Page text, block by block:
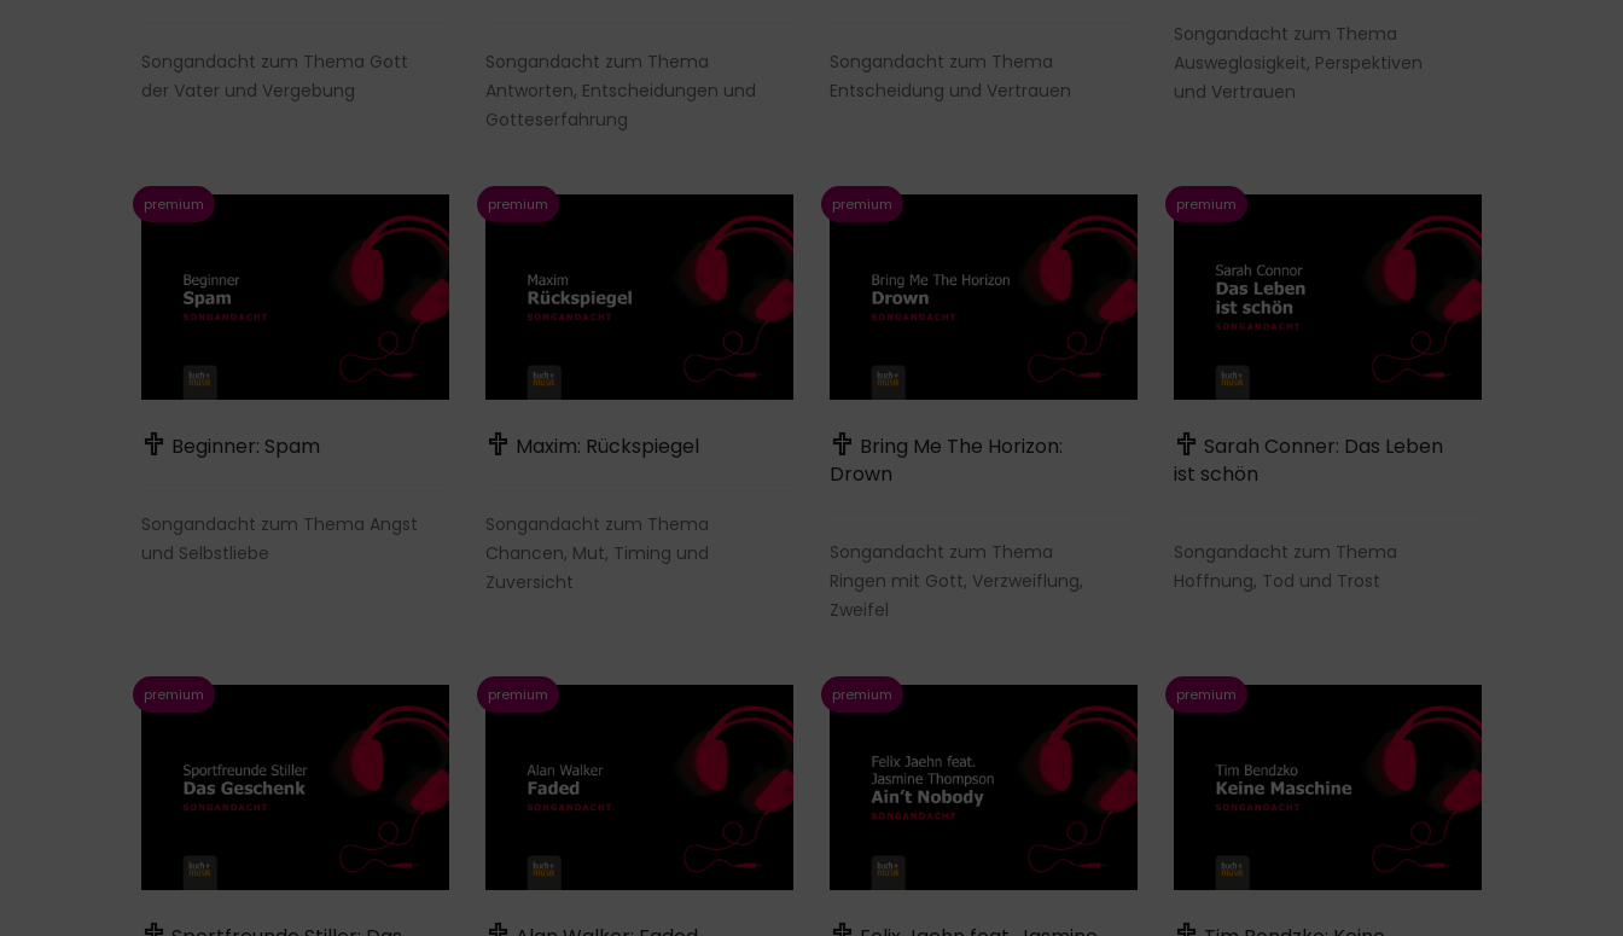
Songandacht zum Thema Gott
der Vater und Vergebung
Songandacht zum Thema
Antworten, Entscheidungen und
Gotteserfahrung
Songandacht zum Thema
Entscheidung und Vertrauen
Songandacht zum Thema
Ausweglosigkeit, Perspektiven
und Vertrauen
Beginner: Spam
Songandacht zum Thema Angst
und Selbstliebe
Maxim: Rückspiegel
Songandacht zum Thema
Chancen, Mut, Timing und
Zuversicht
Bring Me The Horizon:
Drown
Songandacht zum Thema
Ringen mit Gott, Verzweiflung,
Zweifel
Sarah Conner: Das Leben
ist schön
Songandacht zum Thema
Hoffnung, Tod und Trost